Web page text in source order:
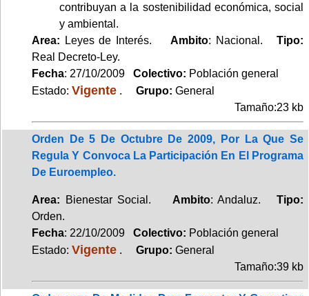
contribuyan a la sostenibilidad económica, social
y ambiental.
Area: Leyes de Interés.Ambito: Nacional.Tipo:
Real Decreto-Ley.
Fecha: 27/10/2009 Colectivo: Población general
Estado: Vigente . Grupo: General
Tamaño:23 kb
Orden De 5 De Octubre De 2009, Por La Que Se
Regula Y Convoca La Participación En El Programa
De Euroempleo.
Area: Bienestar Social. Ambito: Andaluz.Tipo:
Orden.
Fecha: 22/10/2009 Colectivo: Población general
Estado: Vigente . Grupo: General
Tamaño:39 kb